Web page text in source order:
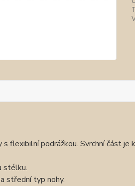
flexibilní podrážkou. Svrchní část
stélku.
střední typ nohy.